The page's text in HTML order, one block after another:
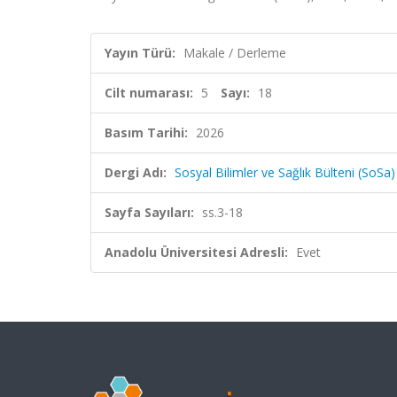
Yayın Türü: Makale / Derleme
Cilt numarası: 5 Sayı: 18
Basım Tarihi: 2026
Dergi Adı: Sosyal Bilimler ve Sağlık Bülteni (SoSa)
Sayfa Sayıları: ss.3-18
Anadolu Üniversitesi Adresli: Evet